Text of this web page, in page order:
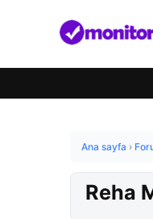
Ana sayfa ›
Reha